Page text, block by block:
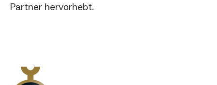
Partner hervorhebt.